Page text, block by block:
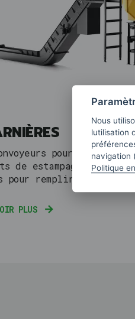
pour le
de estampage sont
pour remplir leur
PLUS
Nous
lutilisation
navigation
Politique